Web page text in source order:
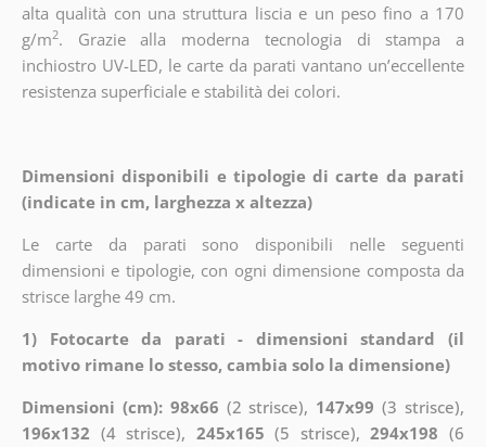
alta qualità con una struttura liscia e un peso fino a 170
g/m2. Grazie alla moderna tecnologia di stampa a
inchiostro UV-LED, le carte da parati vantano un’eccellente
resistenza superficiale e stabilità dei colori.
Dimensioni disponibili e tipologie di carte da parati
(indicate in cm, larghezza x altezza)
Le carte da parati sono disponibili nelle seguenti
dimensioni e tipologie, con ogni dimensione composta da
strisce larghe 49 cm.
1) Fotocarte da parati - dimensioni standard (il
motivo rimane lo stesso, cambia solo la dimensione)
Dimensioni (cm): 98x66 (2 strisce), 147x99 (3 strisce),
196x132 (4 strisce), 245x165 (5 strisce),294x198 (6